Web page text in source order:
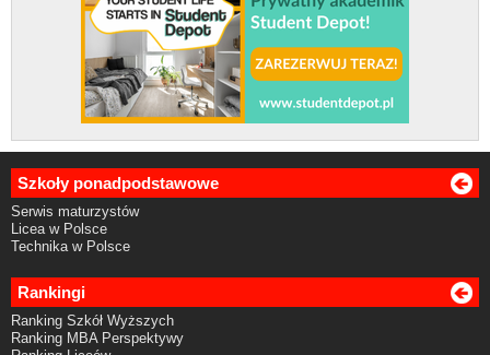
Szkoły ponadpodstawowe
Serwis maturzystów
Licea w Polsce
Technika w Polsce
Rankingi
Ranking Szkół Wyższych
Ranking MBA Perspektywy